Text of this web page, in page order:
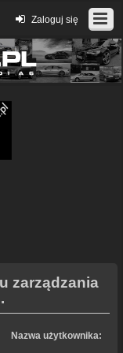
Zaloguj się
zarządzania
Nazwa użytkownika: